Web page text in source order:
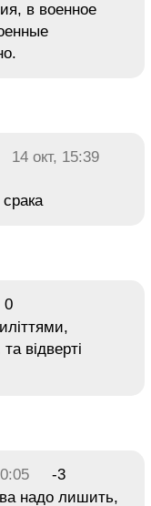
в военное
14 окт, 15:39
0
відверті
-3
надо лишить,